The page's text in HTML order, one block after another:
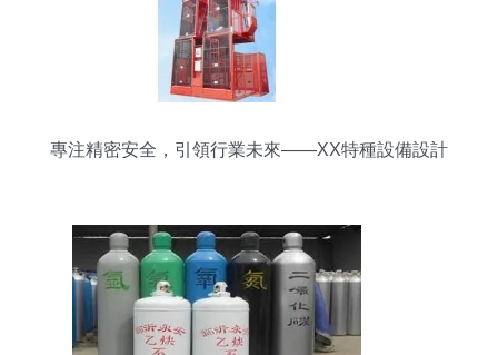
專注精密安全，引領行業未來——XX特種設備設計